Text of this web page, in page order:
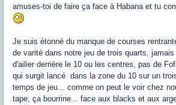
amuses-toi de faire ça face à Habana et tu
Je suis étonné du manque de courses
de varité dans notre jeu de trois quarts, jamais
d'ailier derrière le 10 ou les centres, pas de
qui surgit lancé dans la zone du 10 sur un
temps de jeu... comme on peut le voir chez
tape, ça bourrine... face aux blacks et aux